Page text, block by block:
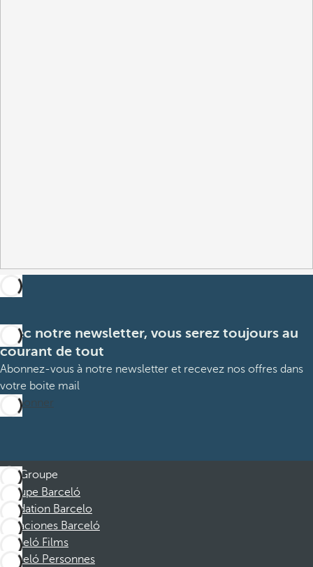
Avec notre newsletter, vous serez toujours au
courant de tout
Abonnez-vous à notre newsletter et recevez nos offres dans
votre boite mail
M’abonner
Groupe
Groupe Barceló
Fondation Barcelo
Vacaciones Barceló
Barceló Films
Barceló Personnes